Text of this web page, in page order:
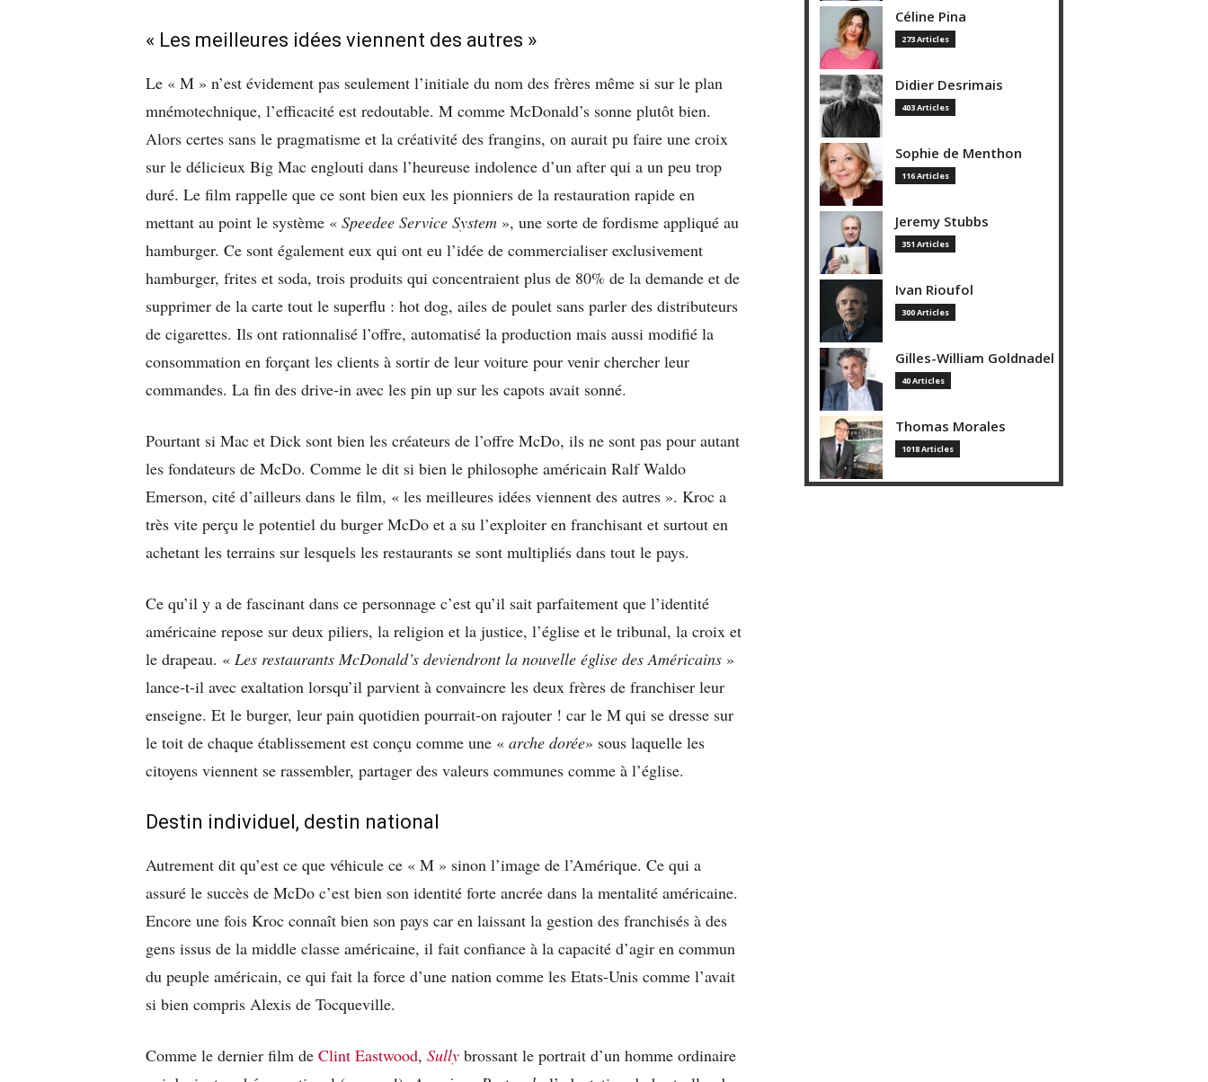
« Les meilleures idées viennent des autres »
Le « M » n’est évidement pas seulement l’initiale du nom des frères même si sur le plan
mnémotechnique, l’efficacité est redoutable. M comme McDonald’s sonne plutôt bien.
Alors certes sans le pragmatisme et la créativité des frangins, on aurait pu faire une croix
sur le délicieux Big Mac englouti dans l’heureuse indolence d’un after qui a un peu trop
duré. Le film rappelle que ce sont bien eux les pionniers de la restauration rapide en
mettant au point le système « Speedee Service System », une sorte de fordisme appliqué au
hamburger. Ce sont également eux qui ont eu l’idée de commercialiser exclusivement
hamburger, frites et soda, trois produits qui concentraient plus de 80% de la demande et de
supprimer de la carte tout le superflu : hot dog, ailes de poulet sans parler des distributeurs
de cigarettes. Ils ont rationnalisé l’offre, automatisé la production mais aussi modifié la
consommation en forçant les clients à sortir de leur voiture pour venir chercher leur
commandes. La fin des drive-in avec les pin up sur les capots avait sonné.
Pourtant si Mac et Dick sont bien les créateurs de l’offre McDo, ils ne sont pas pour autant
les fondateurs de McDo. Comme le dit si bien le philosophe américain Ralf Waldo
Emerson, cité d’ailleurs dans le film, « les meilleures idées viennent des autres ». Kroc a
très vite perçu le potentiel du burger McDo et a su l’exploiter en franchisant et surtout en
achetant les terrains sur lesquels les restaurants se sont multipliés dans tout le pays.
Ce qu’il y a de fascinant dans ce personnage c’est qu’il sait parfaitement que l’identité
américaine repose sur deux piliers, la religion et la justice, l’église et le tribunal, la croix et
le drapeau. « Les restaurants McDonald’s deviendront la nouvelle église des Américains »
lance-t-il avec exaltation lorsqu’il parvient à convaincre les deux frères de franchiser leur
enseigne. Et le burger, leur pain quotidien pourrait-on rajouter ! car le M qui se dresse sur
le toit de chaque établissement est conçu comme une « arche dorée» sous laquelle les
citoyens viennent se rassembler, partager des valeurs communes comme à l’église.
Destin individuel, destin national
Autrement dit qu’est ce que véhicule ce « M » sinon l’image de l’Amérique. Ce qui a
assuré le succès de McDo c’est bien son identité forte ancrée dans la mentalité américaine.
Encore une fois Kroc connaît bien son pays car en laissant la gestion des franchisés à des
gens issus de la middle classe américaine, il fait confiance à la capacité d’agir en commun
du peuple américain, ce qui fait la force d’une nation comme les Etats-Unis comme l’avait
si bien compris Alexis de Tocqueville.
Comme le dernier film de Clint Eastwood, Sully brossant le portrait d’un homme ordinaire
Céline Pina
273 Articles
Didier Desrimais
403 Articles
Sophie de Menthon
116 Articles
Jeremy Stubbs
351 Articles
Ivan Rioufol
300 Articles
Gilles-William Goldnadel
40 Articles
Thomas Morales
1018 Articles